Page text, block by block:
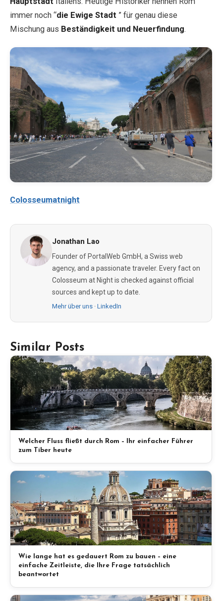
immer noch “die Ewige Stadt ” für genau diese
Mischung aus Beständigkeit und Neuerfindung.
Colosseumatnight
Jonathan Lao
Founder of PortalWeb GmbH, a Swiss web
agency, and a passionate traveler. Every fact on
Colosseum at Night is checked against official
sources and kept up to date.
Mehr über uns · LinkedIn
Similar Posts
Welcher Fluss fließt durch Rom – Ihr einfacher Führer
zum Tiber heute
Wie lange hat es gedauert Rom zu bauen – eine
einfache Zeitleiste, die Ihre Frage tatsächlich
beantwortet